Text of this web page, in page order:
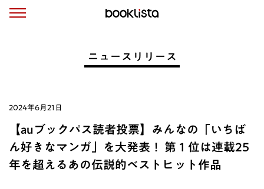
ニュースリリース
2024年6月21日
【auブックパス読者投票】みんなの「いちば
ん好きなマンガ」を大発表！ 第１位は連載25
年を超えるあの伝説的ベストヒット作品